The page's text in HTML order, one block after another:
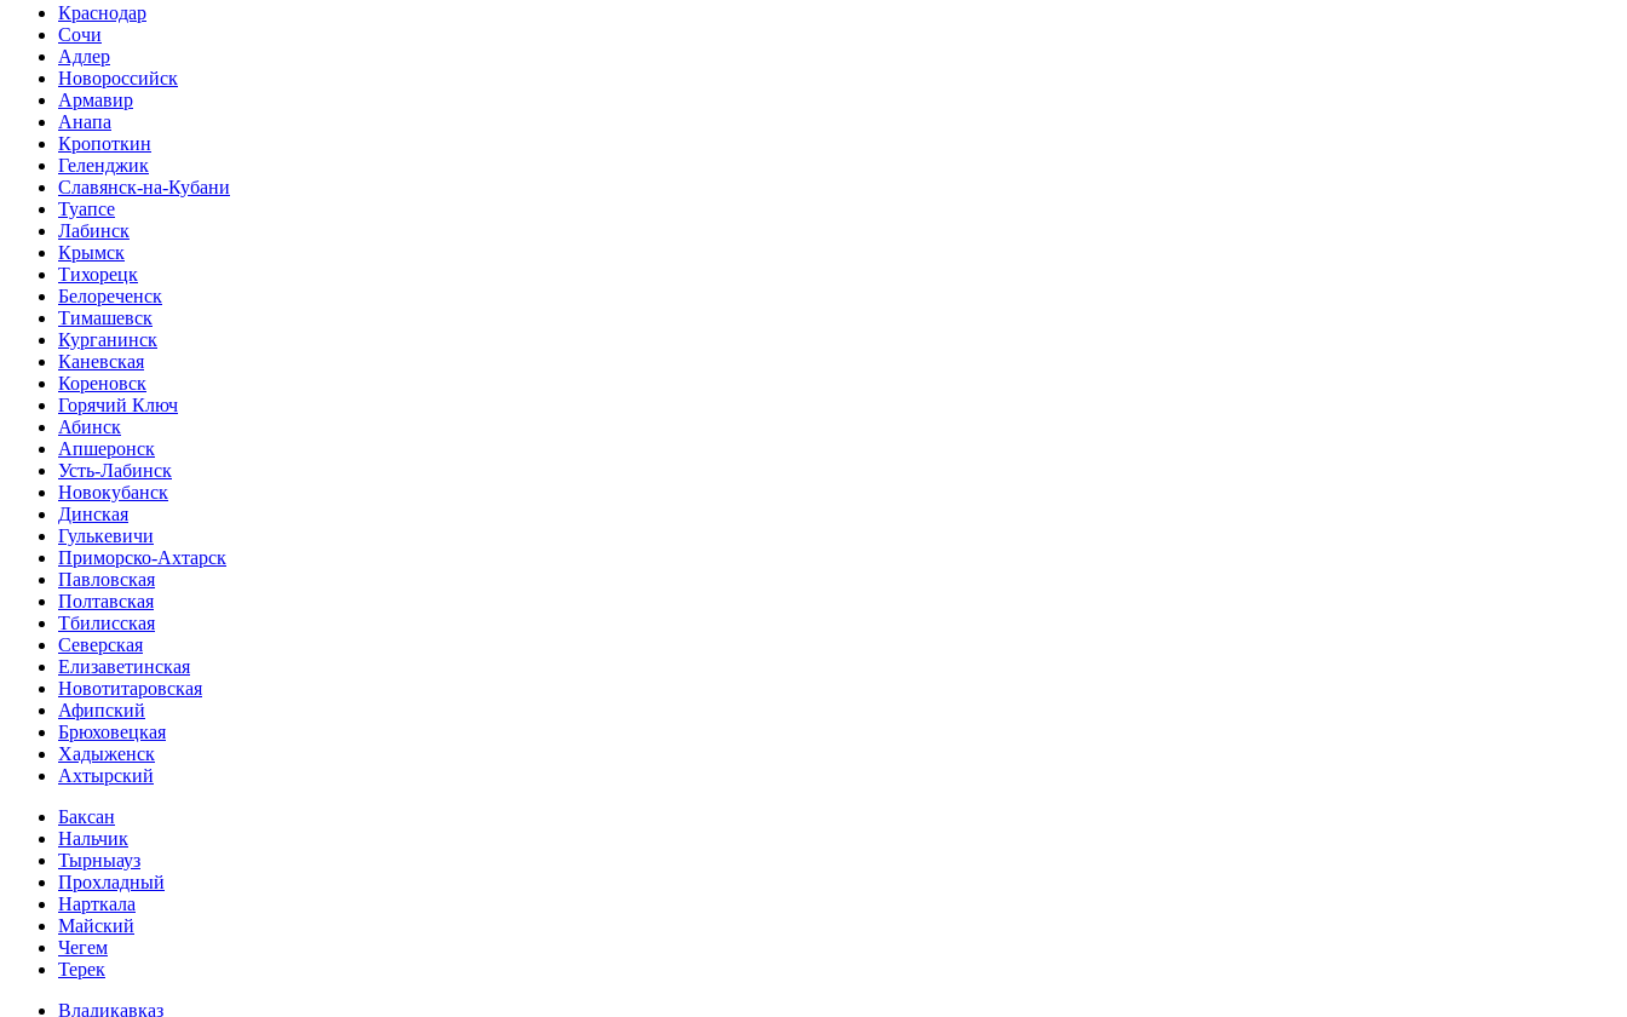
Краснодар
Сочи
Адлер
Новороссийск
Армавир
Анапа
Кропоткин
Геленджик
Славянск-на-Кубани
Туапсе
Лабинск
Крымск
Тихорецк
Белореченск
Тимашевск
Курганинск
Каневская
Кореновск
Горячий Ключ
Абинск
Апшеронск
Усть-Лабинск
Новокубанск
Динская
Гулькевичи
Приморско-Ахтарск
Павловская
Полтавская
Тбилисская
Северская
Елизаветинская
Новотитаровская
Афипский
Брюховецкая
Хадыженск
Ахтырский
Баксан
Нальчик
Тырныауз
Прохладный
Нарткала
Майский
Чегем
Терек
Владикавказ